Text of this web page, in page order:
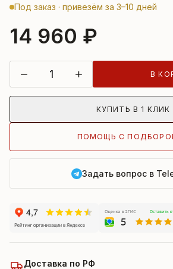
Под заказ · привезём за 3–10 дней
14 960 ₽
− + В
КУПИТЬ В 1 КЛИК
ПОМОЩЬ С
Задать вопрос в
Доставка по РФ